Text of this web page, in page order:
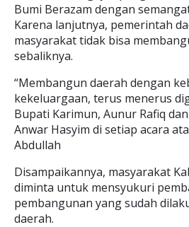
Bumi Berazam dengan
Karena lanjutnya, pemerintah
masyarakat tidak bisa
sebaliknya.
“Membangun daerah dengan
kekeluargaan, terus menerus
Bupati Karimun, Aunur Rafiq
Anwar Hasyim di setiap acara
Abdullah
Disampaikannya, masyarakat
diminta untuk mensyukuri
pembangunan yang sudah
daerah.